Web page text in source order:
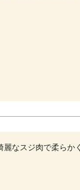
なスジ肉で柔らか